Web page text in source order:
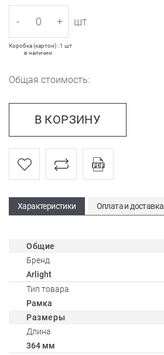
- + шт
Коробка (картон) : 1 шт
в наличии
Общая стоимость:
В КОРЗИНУ
Характеристики Оплата и доставка
Общие
Бренд
Arlight
Тип товара
Рамка
Размеры
Длина
364 мм